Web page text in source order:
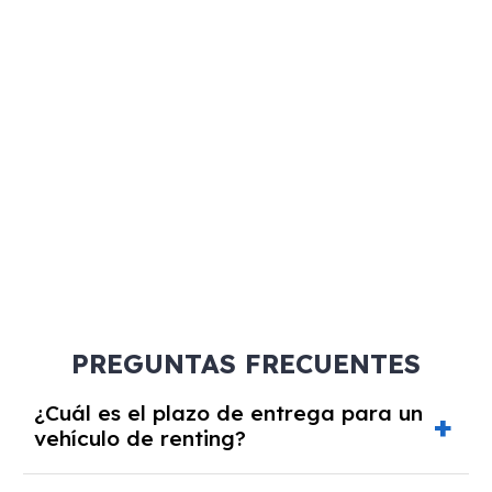
PREGUNTAS FRECUENTES
¿Cuál es el plazo de entrega para un
vehículo de renting?